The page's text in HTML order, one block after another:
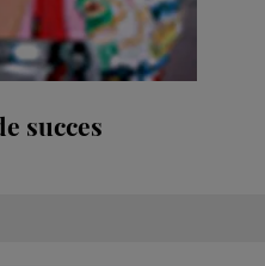
succes